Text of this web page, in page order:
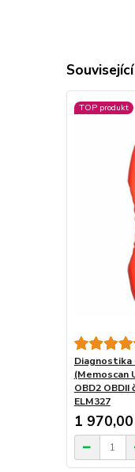
TOP produkt
Diagnostika
(Memoscan
OBD2
ELM327
1 970,00